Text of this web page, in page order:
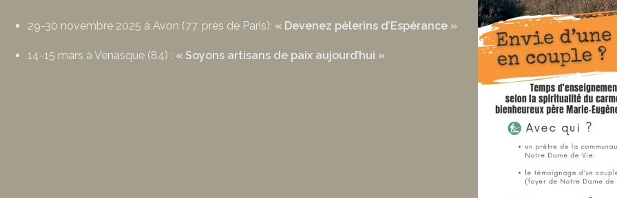
29-30 novembre 2025 à Avon (77, près de Paris): « Devenez pèlerins d’Espérance »
14-15 mars à Venasque (84) : « Soyons artisans de paix aujourd’hui »